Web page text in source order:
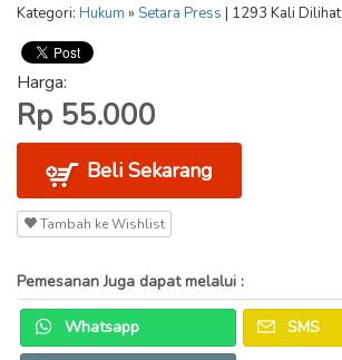
Kategori: Hukum » Setara Press | 1293 Kali Dilihat
Harga:
Rp 55.000
Beli Sekarang
Tambah ke Wishlist
Pemesanan Juga dapat melalui :
Whatsapp SMS